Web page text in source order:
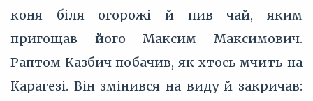
коня біля огорожі й пив чай, яким
пригощав його Максим Максимович.
Раптом Казбич побачив, як хтось мчить на
Карагезі. Він змінився на виду й закричав: